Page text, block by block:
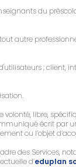
du
autre
;
libre,
écrit par
ou l’objet
des Services,
d’eduplan